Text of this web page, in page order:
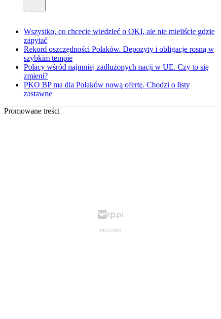
Wszystko, co chcecie wiedzieć o OKI, ale nie mieliście gdzie
zapytać
Rekord oszczędności Polaków. Depozyty i obligacje rosną w
szybkim tempie
Polacy wśród najmniej zadłużonych nacji w UE. Czy to się
zmieni?
PKO BP ma dla Polaków nową ofertę. Chodzi o listy
zastawne
Promowane treści